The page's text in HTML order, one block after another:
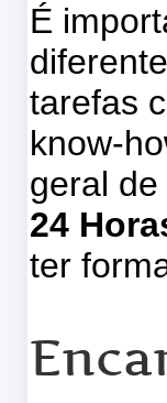
É
tarefas
know-
geral
24
ter